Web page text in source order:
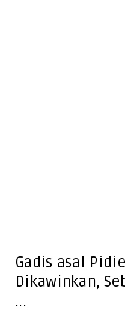
Gadis asal
Dikawinkan,
...